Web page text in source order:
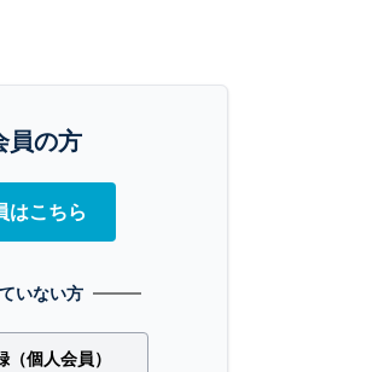
員の方
はこちら
いない方
個人会員）